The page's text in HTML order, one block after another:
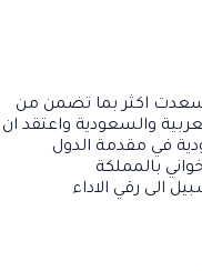
اكثر بما تضمن من
والسعودية واعتقد ان
في مقدمة الدول
بالمملكة
الى رقي الاداء